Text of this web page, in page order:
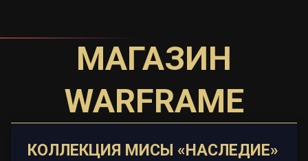
МАГАЗИН
WARFRAME
КОЛЛЕКЦИЯ МИСЫ «НАСЛЕДИЕ»